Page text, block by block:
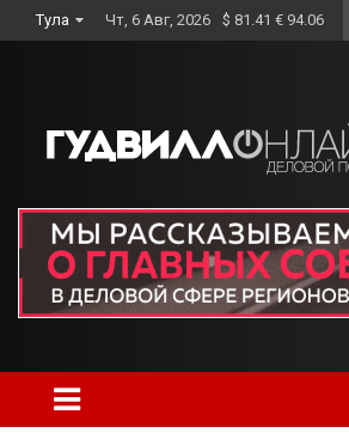
to
Тула Чт, 6 Авг, 2026 $ 81.41 € 94.06